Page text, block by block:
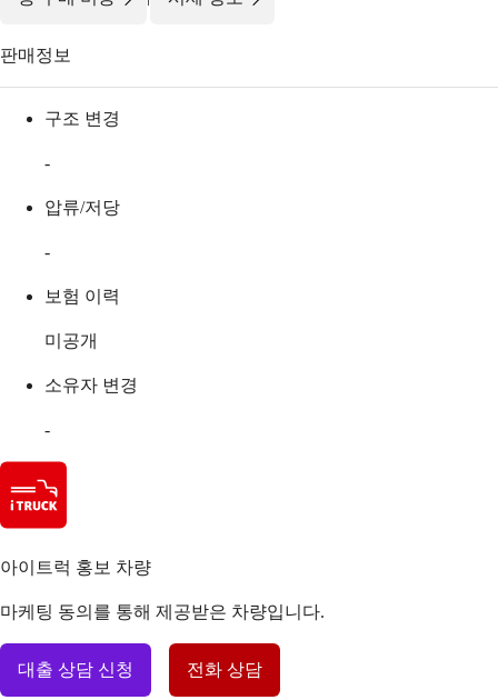
판매정보
구조 변경
-
압류/저당
-
보험 이력
미공개
소유자 변경
-
아이트럭 홍보 차량
마케팅 동의를 통해 제공받은 차량입니다.
대출 상담 신청 전화 상담